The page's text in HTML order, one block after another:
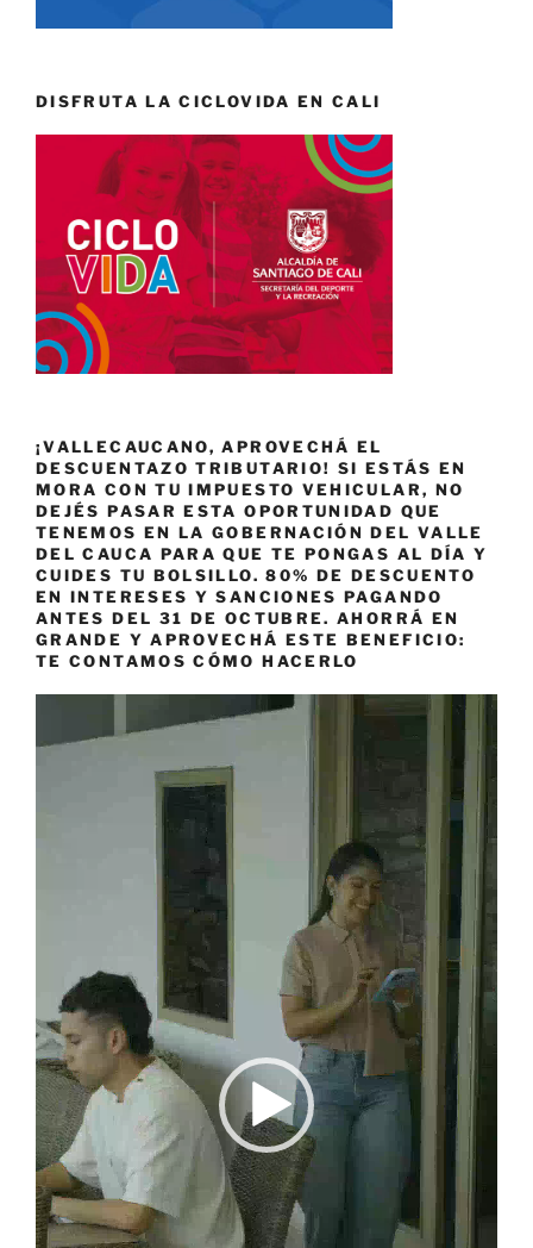
DISFRUTA LA CICLOVIDA EN CALI
¡VALLECAUCANO, APROVECHÁ EL
DESCUENTAZO TRIBUTARIO! SI ESTÁS EN
MORA CON TU IMPUESTO VEHICULAR, NO
DEJÉS PASAR ESTA OPORTUNIDAD QUE
TENEMOS EN LA GOBERNACIÓN DEL VALLE
DEL CAUCA PARA QUE TE PONGAS AL DÍA Y
CUIDES TU BOLSILLO. 80% DE DESCUENTO
EN INTERESES Y SANCIONES PAGANDO
ANTES DEL 31 DE OCTUBRE. AHORRÁ EN
GRANDE Y APROVECHÁ ESTE BENEFICIO:
TE CONTAMOS CÓMO HACERLO